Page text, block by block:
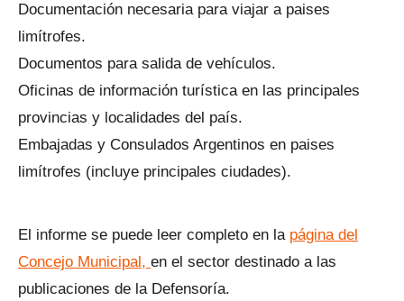
Documentación necesaria para viajar a paises
limítrofes.
Documentos para salida de vehículos.
Oficinas de información turística en las principales
provincias y localidades del país.
Embajadas y Consulados Argentinos en paises
limítrofes (incluye principales ciudades).
El informe se puede leer completo en la página del
Concejo Municipal, en el sector destinado a las
publicaciones de la Defensoría.